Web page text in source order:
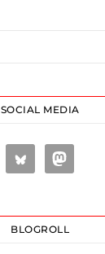
SOCIAL MEDIA
BLOGROLL